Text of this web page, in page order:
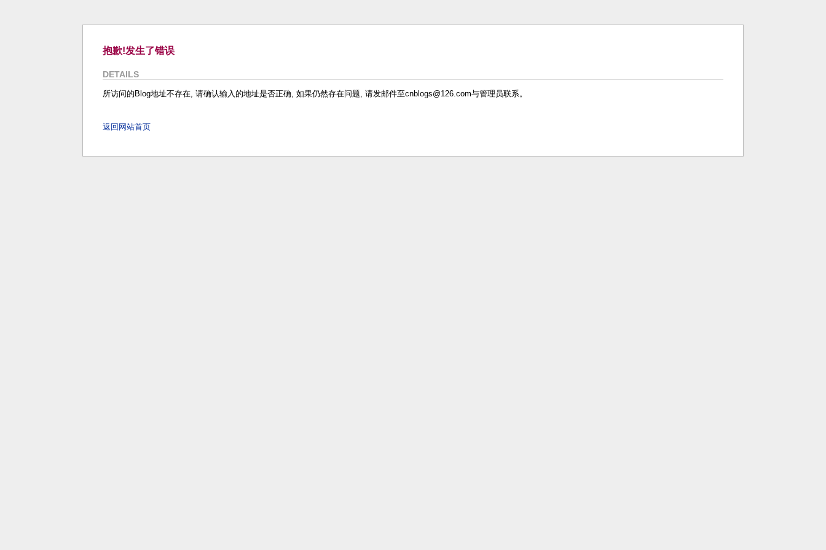
抱歉!发生了错误
DETAILS
所访问的Blog地址不存在, 请确认输入的地址是否正确, 如果仍然存在问题, 请发邮件至cnblogs@126.com与管理员联系。
返回网站首页